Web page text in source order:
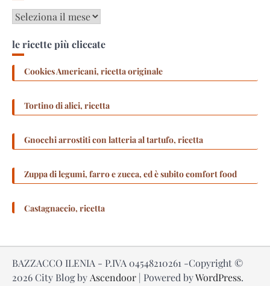
Archivi
le ricette più cliccate
Cookies Americani, ricetta originale
Tortino di alici, ricetta
Gnocchi arrostiti con latteria al tartufo, ricetta
Zuppa di legumi, farro e zucca, ed è subito comfort food
Castagnaccio, ricetta
BAZZACCO ILENIA - P.IVA 04548210261 -Copyright ©
2026City Blog by Ascendoor | Powered byWordPress.